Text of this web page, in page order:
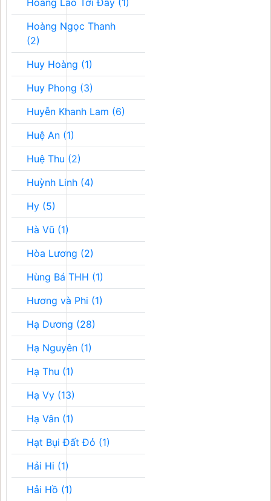
Hoàng Lão Tới Đây (1)
Hoàng Ngọc Thanh
(2)
Huy Hoàng (1)
Huy Phong (3)
Huyễn Khanh Lam (6)
Huệ An (1)
Huệ Thu (2)
Huỳnh Linh (4)
Hy (5)
Hà Vũ (1)
Hòa Lương (2)
Hùng Bá THH (1)
Hương và Phi (1)
Hạ Dương (28)
Hạ Nguyên (1)
Hạ Thu (1)
Hạ Vy (13)
Hạ Vân (1)
Hạt Bụi Đất Đỏ (1)
Hải Hi (1)
Hải Hồ (1)